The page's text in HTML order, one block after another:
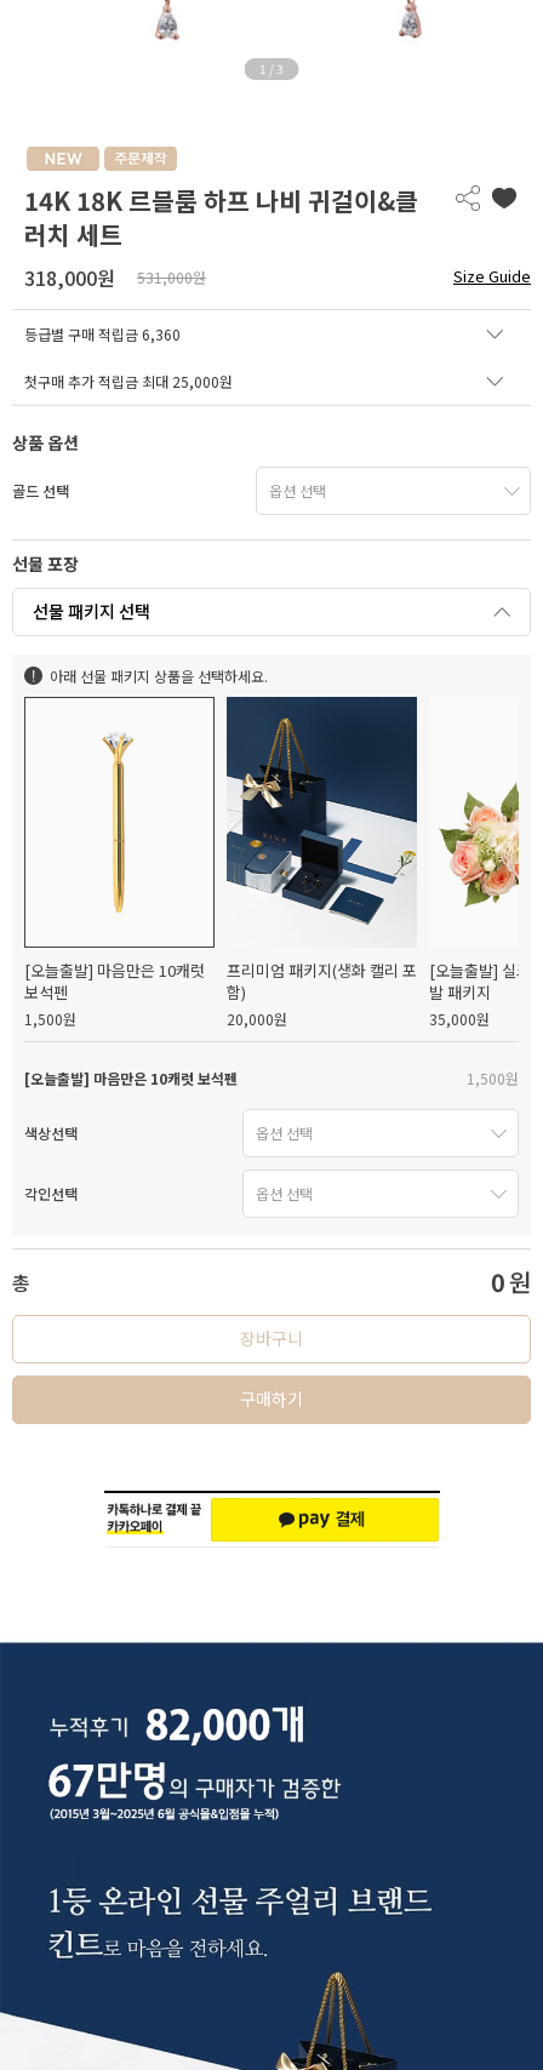
1 / 3
14K 18K 르블룸 하프 나비 귀걸이&클
러치 세트
318,000원 531,000원 Size Guide
등급별 구매 적립금6,360
첫구매 추가 적립금 최대 25,000원
상품 옵션
골드 선택
선물 포장
선물 패키지 선택
아래 선물 패키지 상품을 선택하세요.
[오늘출발] 마음만은 10캐럿
보석펜
1,500원
프리미엄 패키지(생화 캘리 포
함)
20,000원
[오늘출발] 실크
발 패키지
35,000원
[오늘출발] 마음만은 10캐럿 보석펜 1,500원
색상선택
각인선택
총 0원
장바구니
구매하기